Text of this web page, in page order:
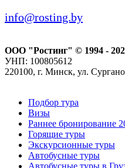
info@rosting.by
ООО "Ростинг" © 1994 -
УНП: 100805612
220100, г. Минск, ул.
Подбор тура
Визы
Раннее бронирование
Горящие туры
Экскурсионные туры
Автобусные туры
Автобусные туры в